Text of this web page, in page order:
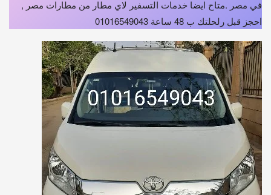
في مصر .متاح ايضا خدمات التسفير لاي مطار من مطارات مصر ,
احجز قبل رلحلتك ب 48 ساعة 01016549043